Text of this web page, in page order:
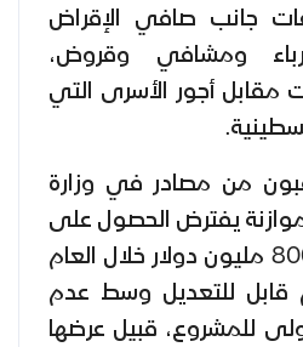
جانب صافي الإقراض
ومشافي وقروض،
مقابل أجور الأسرى التي
من مصادر في وزارة
يفترض الحصول على
دعم خارجي بقيمة 800 مليون دولار خلال العام
قابل للتعديل وسط عدم
للمشروع، قبيل عرضها